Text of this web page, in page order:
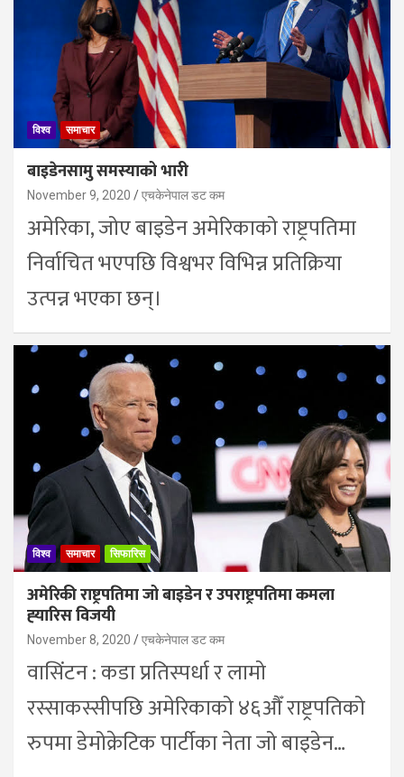
विश्व समाचार
बाइडेनसामु समस्याको भारी
November 9, 2020 एचकेनेपाल डट कम
अमेरिका, जोए बाइडेन अमेरिकाको राष्ट्रपतिमा
निर्वाचित भएपछि विश्वभर विभिन्न प्रतिक्रिया
उत्पन्न भएका छन्।
विश्व समाचार सिफारिस
अमेरिकी राष्ट्रपतिमा जो बाइडेन र उपराष्ट्रपतिमा कमला
ह्‍यारिस विजयी
November 8, 2020 एचकेनेपाल डट कम
वासिंटन : कडा प्रतिस्पर्धा र लामो
रस्साकस्सीपछि अमेरिकाको ४६औँ राष्ट्रपतिको
रुपमा डेमोक्रेटिक पार्टीका नेता जो बाइडेन…